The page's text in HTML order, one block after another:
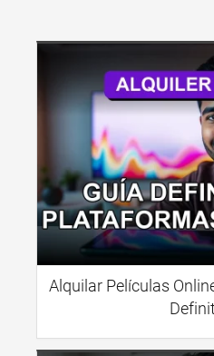
Alquilar Películas